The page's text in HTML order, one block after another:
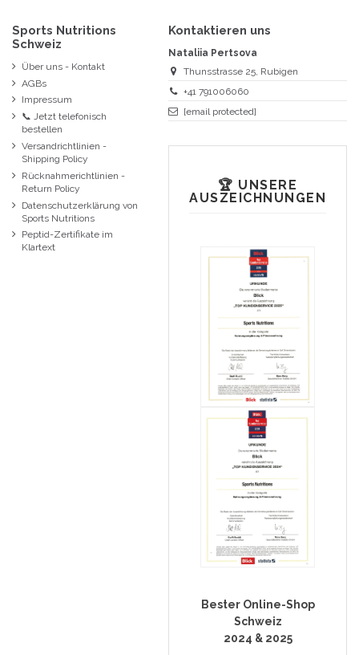
Sports Nutritions
Schweiz
Über uns - Kontakt
AGBs
Impressum
📞 Jetzt telefonisch
bestellen
Versandrichtlinien -
Shipping Policy
Rücknahmerichtlinien -
Return Policy
Datenschutzerklärung von
Sports Nutritions
Peptid-Zertifikate im
Klartext
Kontaktieren uns
Nataliia Pertsova
Thunsstrasse 25, Rubigen
+41 791006060
[email protected]
🏆 UNSERE
AUSZEICHNUNGEN
Bester Online-Shop
Schweiz
2024 & 2025